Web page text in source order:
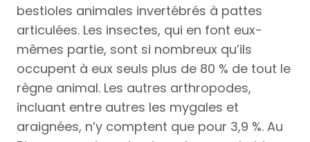
bestioles animales invertébrés à pattes
articulées. Les insectes, qui en font eux-
mêmes partie, sont si nombreux qu’ils
occupent à eux seuls plus de 80 % de tout le
règne animal. Les autres arthropodes,
incluant entre autres les mygales et
araignées, n’y comptent que pour 3,9 %. Au